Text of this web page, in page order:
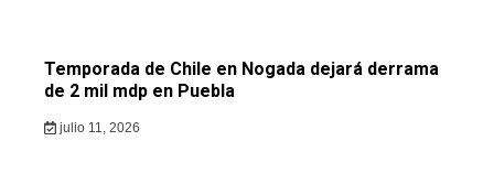
Temporada de Chile en Nogada dejará derrama
de 2 mil mdp en Puebla
julio 11, 2026